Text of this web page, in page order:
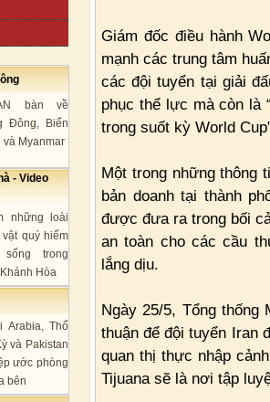
bàn về
Đông, Biển
Myanmar
- Video
những loài
vật quý hiếm
sống trong
Hòa
Arabia, Thổ
và Pakistan
ước phòng
bên
Giám đốc điều hành
mạnh các trung tâm
các đội tuyển tại giải
phục thể lực mà còn là
trong suốt kỳ World
Một trong những thông
bản doanh tại thành
được đưa ra trong bối
an toàn cho các cầu
lắng dịu.
Ngày 25/5, Tổng thống
thuận để đội tuyển Iran
quan thị thực nhập
Tijuana sẽ là nơi tập